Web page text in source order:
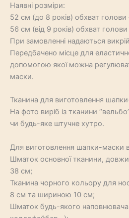
Наявні розміри:
52 см (до 8 років) обхват
56 см (від 9 років) обхват
При замовленні надаються
Передбачено місце для
допомогою якої можна
маски.
Тканина для виготовлення
На фото виріб із тканини
чи будь-яке штучне хутро.
Для виготовлення шапки-маски
Шматок основної тканини,
38 см;
Тканина чорного кольору для
8 см та шириною 10 см;
Шматок будь-якого наповнювача